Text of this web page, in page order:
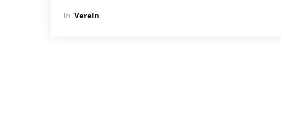
In Verein